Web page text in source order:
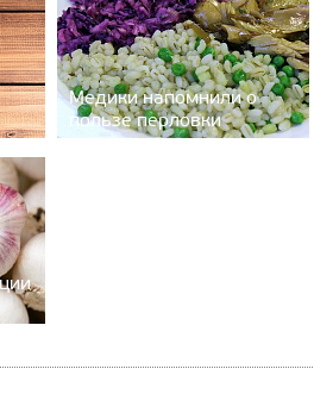
Медики напомнили о
пользе перловки